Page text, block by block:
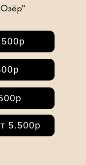
5.500р